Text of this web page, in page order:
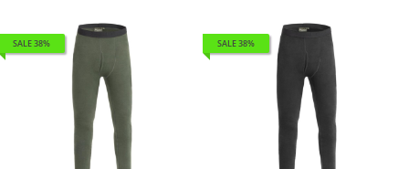
SALE 38% SALE 38%